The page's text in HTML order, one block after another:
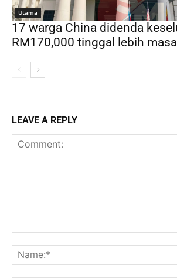
Utama
17 warga China didenda
RM170,000 tinggal lebih
LEAVE A REPLY